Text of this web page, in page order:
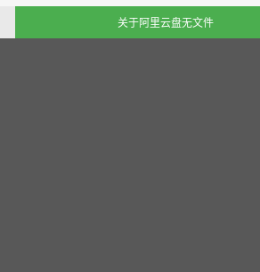
关于阿里云盘无文件